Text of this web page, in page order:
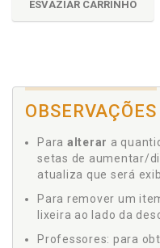
ESVAZIAR CARRINHO
OBSERVAÇÕES
Para alterar a
setas de aumentar/
atualiza que será
Para remover um
lixeira ao lado da
Professores: para